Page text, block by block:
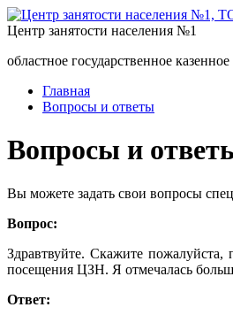
Центр занятости населения №1
областное государственное
Главная
Вопросы и ответы
Вопросы и
Вы можете задать свои вопросы
Вопрос:
Здравтвуйте. Скажите
посещения ЦЗН. Я отмечалась
Ответ: